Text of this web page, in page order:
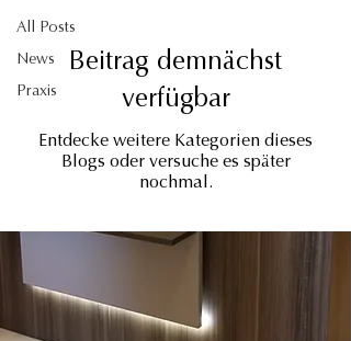
All Posts
News
Praxis
Beitrag demnächst
verfügbar
Entdecke weitere Kategorien dieses
Blogs oder versuche es später
nochmal.